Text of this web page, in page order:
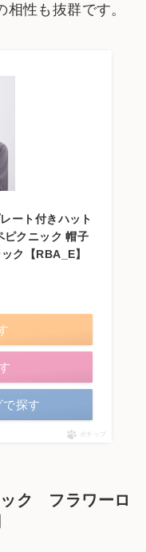
性も抜群です。
ート付きハット
ピクニック 帽子
ク【RBA_E】
探す
ポチップ
ック フラワーロ